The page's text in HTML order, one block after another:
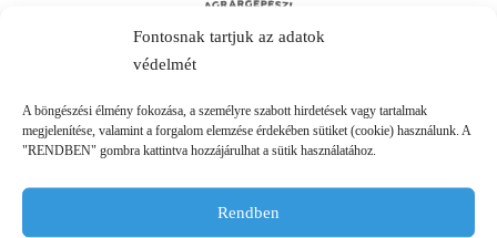
Fontosnak tartjuk az adatok
védelmét
A böngészési élmény fokozása, a személyre szabott hirdetések vagy tartalmak
megjelenítése, valamint a forgalom elemzése érdekében sütiket (cookie) használunk. A
"RENDBEN" gombra kattintva hozzájárulhat a sütik használatához.
Rendben
Kapcsolat